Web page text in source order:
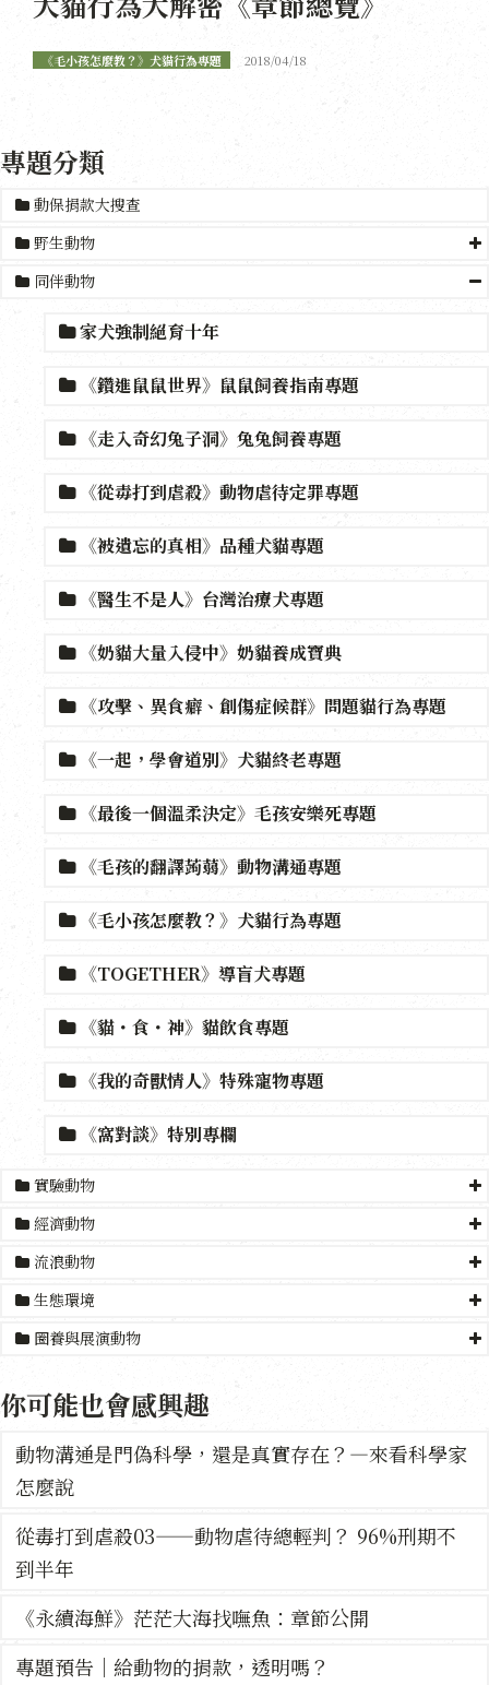
《毛小孩怎麼教？》犬貓行為專題 2018/04/18
專題分類
動保捐款大搜查
野生動物
同伴動物
家犬強制絕育十年
《鑽進鼠鼠世界》鼠鼠飼養指南專題
《走入奇幻兔子洞》兔兔飼養專題
《從毒打到虐殺》動物虐待定罪專題
《被遺忘的真相》品種犬貓專題
《醫生不是人》台灣治療犬專題
《奶貓大量入侵中》奶貓養成寶典
《攻擊、異食癖、創傷症候群》問題貓行為專題
《一起，學會道別》犬貓終老專題
《最後一個溫柔決定》毛孩安樂死專題
《毛孩的翻譯蒟蒻》動物溝通專題
《毛小孩怎麼教？》犬貓行為專題
《TOGETHER》導盲犬專題
《貓・食・神》貓飲食專題
《我的奇獸情人》特殊寵物專題
《窩對談》特別專欄
實驗動物
經濟動物
流浪動物
生態環境
圈養與展演動物
你可能也會感興趣
動物溝通是門偽科學，還是真實存在？—來看科學家
怎麼說
從毒打到虐殺03——動物虐待總輕判？ 96%刑期不
到半年
《永續海鮮》茫茫大海找嘸魚：章節公開
專題預告｜給動物的捐款，透明嗎？